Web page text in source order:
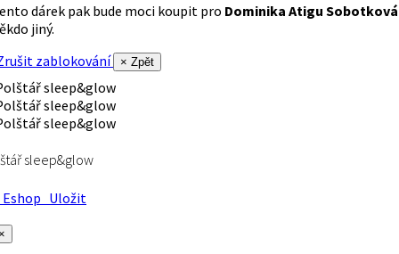
dárek pak bude moci koupit pro Dominika Atigu Sobotková
jiný.
zablokování
× Zpět
sleep&glow
Uložit